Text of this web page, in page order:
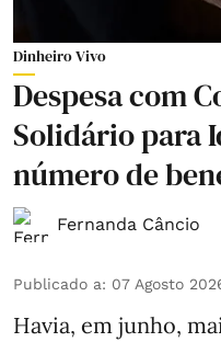
Dinheiro Vivo
Despesa com
Solidário para
número de
Fernanda Câncio
Publicado a: 07 Agosto
Havia, em junho,